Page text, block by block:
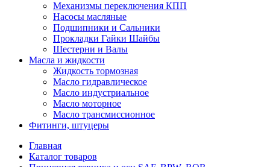
Механизмы переключения КПП
Насосы масляные
Подшипники и Сальники
Прокладки Гайки Шайбы
Шестерни и Валы
Масла и жидкости
Жидкость тормозная
Масло гидравлическое
Масло индустриальное
Масло моторное
Масло трансмиссионное
Фитинги, штуцеры
Главная
Каталог товаров